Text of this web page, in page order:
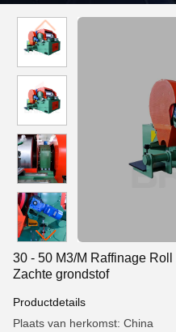
30 - 50 M3/M Raffinage
Zachte grondstof
Productdetails
Plaats van herkomst: China